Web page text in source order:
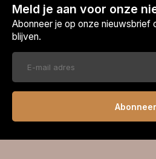
Meld je aan voor onze
Abonneer je op onze nieuwsbrief
blijven.
Abonneer